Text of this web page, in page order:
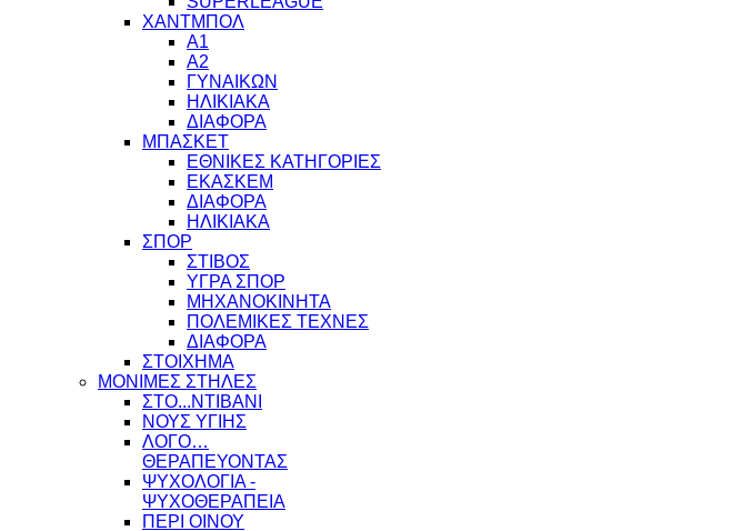
ΧΑΝΤΜΠΟΛ
Α1
Α2
ΓΥΝΑΙΚΩΝ
ΗΛΙΚΙΑΚΑ
ΔΙΑΦΟΡΑ
ΜΠΑΣΚΕΤ
ΕΘΝΙΚΕΣ ΚΑΤΗΓΟΡΙΕΣ
ΕΚΑΣΚΕΜ
ΔΙΑΦΟΡΑ
ΗΛΙΚΙΑΚΑ
ΣΠΟΡ
ΣΤΙΒΟΣ
ΥΓΡΑ ΣΠΟΡ
ΜΗΧΑΝΟΚΙΝΗΤΑ
ΠΟΛΕΜΙΚΕΣ ΤΕΧΝΕΣ
ΔΙΑΦΟΡΑ
ΣΤΟΙΧΗΜΑ
ΜΟΝΙΜΕΣ ΣΤΗΛΕΣ
ΣΤΟ...ΝΤΙΒΑΝΙ
ΝΟΥΣ ΥΓΙΗΣ
ΛΟΓΟ…
ΘΕΡΑΠΕΥΟΝΤΑΣ
ΨΥΧΟΛΟΓΙΑ -
ΨΥΧΟΘΕΡΑΠΕΙΑ
ΠΕΡΙ ΟΙΝΟΥ